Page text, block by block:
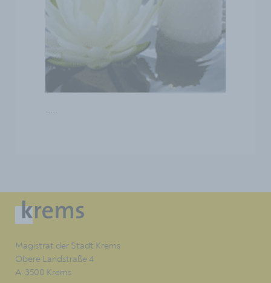
.....
Magistrat der Stadt Krems
Obere Landstraße 4
A-3500 Krems